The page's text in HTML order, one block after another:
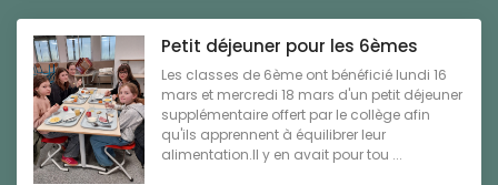
Petit déjeuner pour les 6èmes
Les classes de 6ème ont bénéficié lundi 16
mars et mercredi 18 mars d'un petit déjeuner
supplémentaire offert par le collège afin
qu'ils apprennent à équilibrer leur
alimentation.Il y en avait pour tou ...